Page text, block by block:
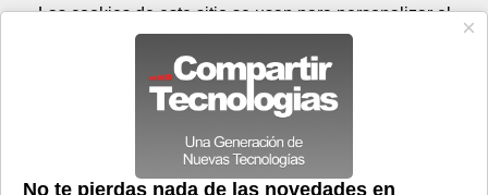
Prensa Videos
> broadvoice lanza goengage
broadvoice lanza goengage
Viernes 07 de agosto - 22:16 Registrar Conectar
Las cookies de este sitio se usan para personalizar el
contenido y los anuncios, para ofrecer funciones de medios
sociales y para analizar el tráfico. Además, compartimos
información sobre el uso que haga del sitio web con nuestros
partners de medios sociales, de publicidad y de análisis
web.
OK